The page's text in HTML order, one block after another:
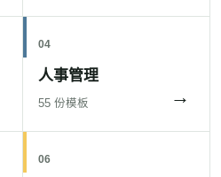
04
人事管理
55 份模板 →
06